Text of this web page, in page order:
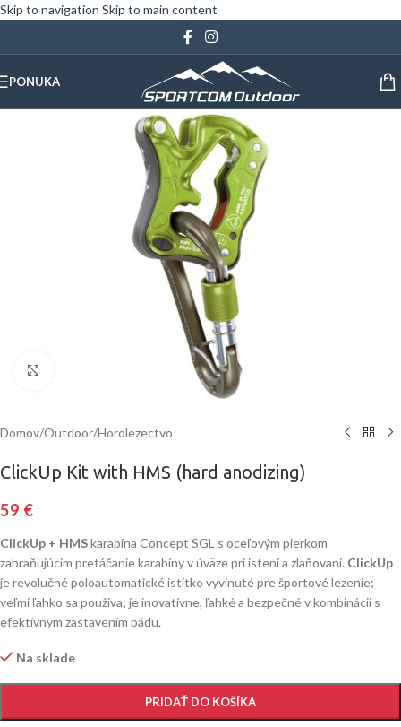
Skip to navigation Skip to main content
PONUKA
Domov/Outdoor/Horolezectvo
ClickUp Kit with HMS (hard anodizing)
59 €
ClickUp + HMSkarabína Concept SGL s oceľovým pierkom
zabraňujúcim pretáčanie karabíny v úväze pri istení a zlaňovaní. ClickUp
je revolučné poloautomatické istítko vyvinuté pre športové lezenie;
veľmi ľahko sa používa; je inovatívne, ľahké a bezpečné v kombinácii s
efektívnym zastavením pádu.
Na sklade
PRIDAŤ DO KOŠÍKA